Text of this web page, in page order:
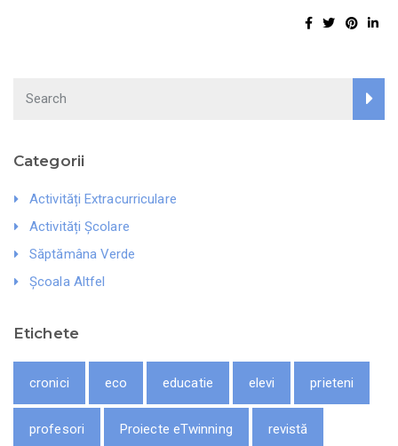
Categorii
Activități Extracurriculare
Activități Școlare
Săptămâna Verde
Școala Altfel
Etichete
cronici eco educatie elevi prieteni
profesori Proiecte eTwinning revistă